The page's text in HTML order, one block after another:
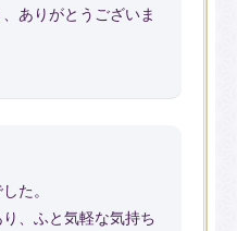
ありがとうございま
た。
、ふと気軽な気持ち